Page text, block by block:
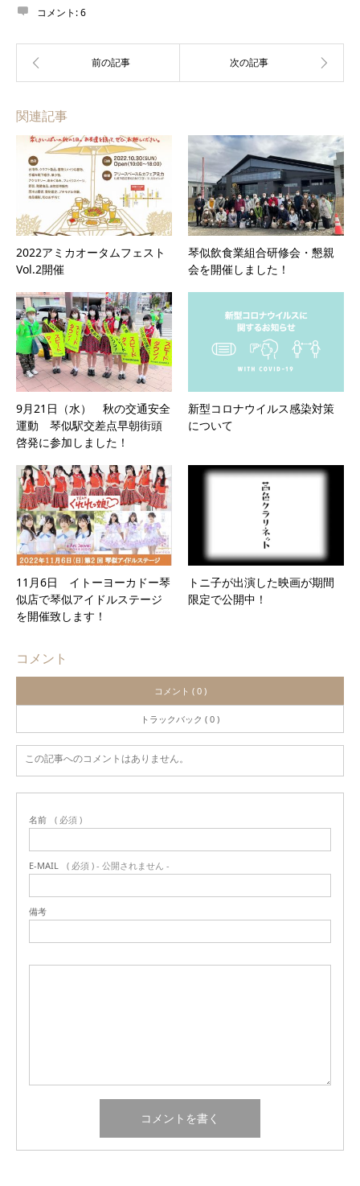
コメント:6
関連記事
2022アミカオータムフェスト
Vol.2開催
琴似飲食業組合研修会・懇親
会を開催しました！
9月21日（水） 秋の交通安全
運動 琴似駅交差点早朝街頭
啓発に参加しました！
新型コロナウイルス感染対策
について
11月6日 イトーヨーカドー琴
似店で琴似アイドルステージ
を開催致します！
トニ子が出演した映画が期間
限定で公開中！
コメント
コメント ( 0 )
トラックバック ( 0 )
この記事へのコメントはありません。
名前 ( 必須 )
E-MAIL ( 必須 ) - 公開されません -
備考